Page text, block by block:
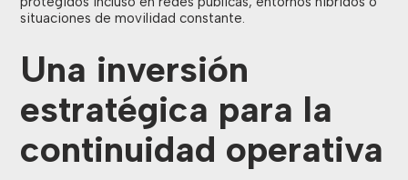
situaciones de movilidad constante.
Una inversión
estratégica para la
continuidad operativa